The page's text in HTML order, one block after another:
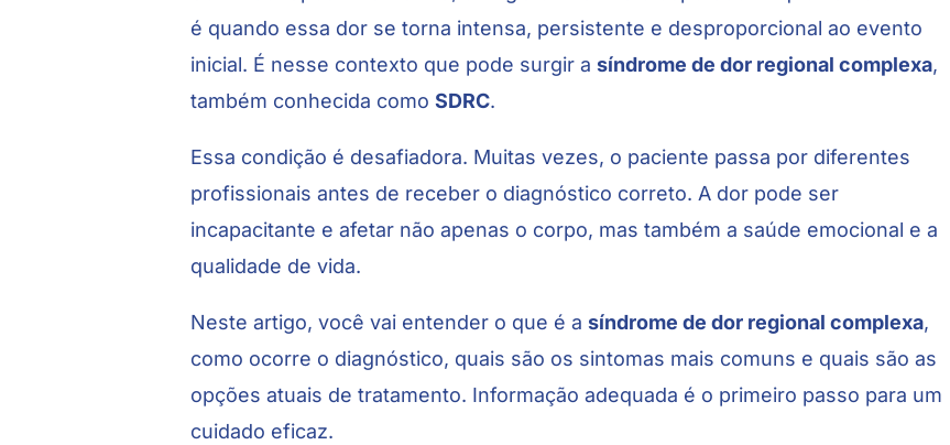
é quando essa dor se torna intensa, persistente e desproporcional ao evento
inicial. É nesse contexto que pode surgir asíndrome de dor regional complexa,
também conhecida comoSDRC.
Essa condição é desafiadora. Muitas vezes, o paciente passa por diferentes
profissionais antes de receber o diagnóstico correto. A dor pode ser
incapacitante e afetar não apenas o corpo, mas também a saúde emocional e a
qualidade de vida.
Neste artigo, você vai entender o que é asíndrome de dor regional complexa,
como ocorre o diagnóstico, quais são os sintomas mais comuns e quais são as
opções atuais de tratamento. Informação adequada é o primeiro passo para um
cuidado eficaz.